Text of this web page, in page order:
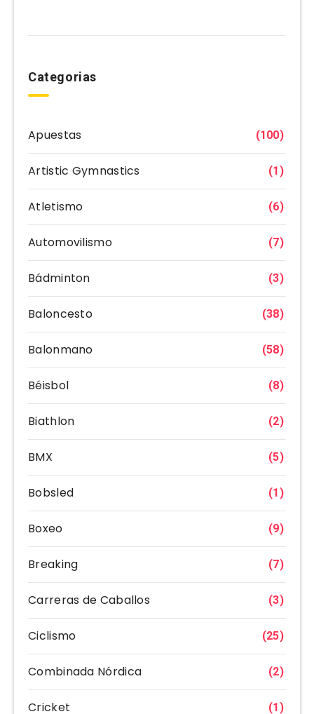
Categorias
Apuestas (100)
Artistic Gymnastics (1)
Atletismo (6)
Automovilismo (7)
Bádminton (3)
Baloncesto (38)
Balonmano (58)
Béisbol (8)
Biathlon (2)
BMX (5)
Bobsled (1)
Boxeo (9)
Breaking (7)
Carreras de Caballos (3)
Ciclismo (25)
Combinada Nórdica (2)
Cricket (1)